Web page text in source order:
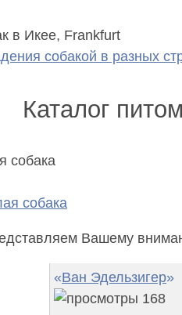
собакой в разных
Каталог
собака
Вашему
«Ван Эдельзигер»
168